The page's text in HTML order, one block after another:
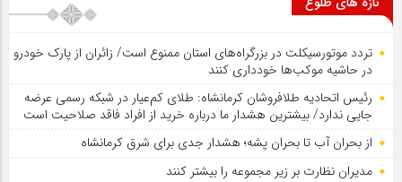
تردد موتورسیکلت در بزرگراه‌های استان ممنوع است/ زائران از پارک خودرو
در حاشیه موکب‌ها خودداری کنند
رئیس اتحادیه طلافروشان کرمانشاه: طلای کم‌عیار در شبکه رسمی عرضه
جایی ندارد/ بیشترین هشدار ما درباره خرید از افراد فاقد صلاحیت است
از بحران آب تا بحران پشه؛ هشدار جدی برای شرق کرمانشاه
مدیران نظارت بر زیر مجموعه را بیشتر کنند